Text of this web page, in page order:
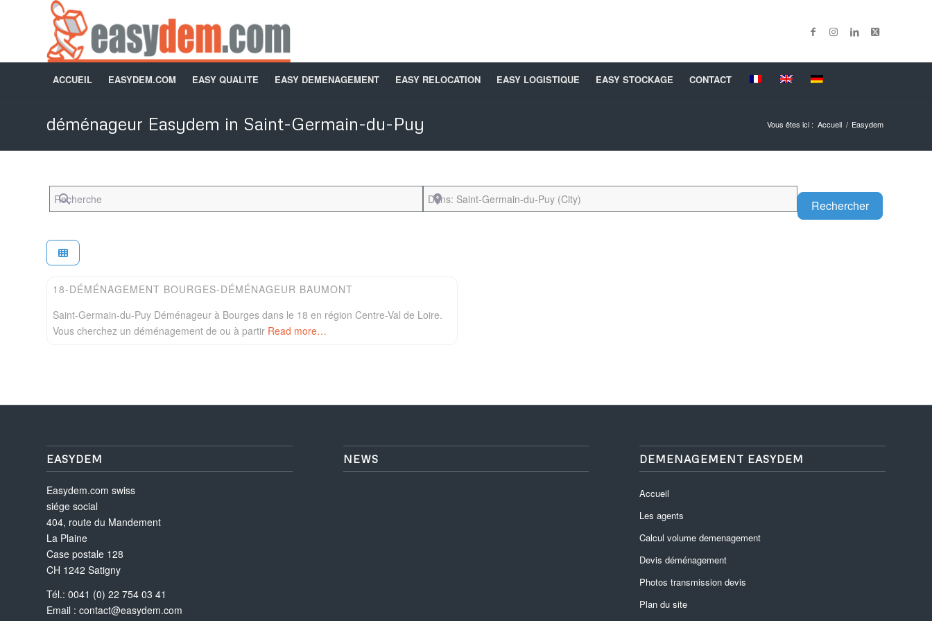
ACCUEIL EASYDEM.COM EASY QUALITE EASY DEMENAGEMENT EASY RELOCATION EASY LOGISTIQUE EASY STOCKAGE CONTACT
déménageur Easydem in Saint-Germain-du-Puy Vous êtes ici : Accueil / Easydem
Recherche Près de
RechercherSearch
Easydem
18-DÉMÉNAGEMENT BOURGES-DÉMÉNAGEUR BAUMONT
Saint-Germain-du-Puy Déménageur à Bourges dans le 18 en région Centre-Val de Loire.
Vous cherchez un déménagement de ou à partir Read more…
EASYDEM
Easydem.com swiss
siége social
404, route du Mandement
La Plaine
Case postale 128
CH 1242 Satigny
Tél.: 0041 (0) 22 754 03 41
Email : contact@easydem.com
NEWS DEMENAGEMENT EASYDEM
Accueil
Les agents
Calcul volume demenagement
Devis déménagement
Photos transmission devis
Plan du site